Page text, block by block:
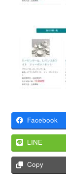
Facebook
LINE
Copy